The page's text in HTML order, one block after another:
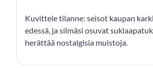
Kuvittele tilanne: seisot kaupan
edessä, ja silmäsi osuvat
herättää nostalgisia muistoja.